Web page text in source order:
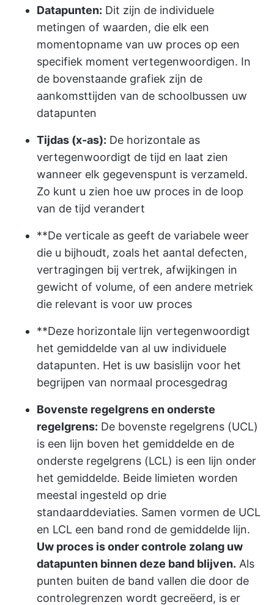
Datapunten: Dit zijn de individuele
metingen of waarden, die elk een
momentopname van uw proces op een
specifiek moment vertegenwoordigen. In
de bovenstaande grafiek zijn de
aankomsttijden van de schoolbussen uw
datapunten
Tijdas (x-as): De horizontale as
vertegenwoordigt de tijd en laat zien
wanneer elk gegevenspunt is verzameld.
Zo kunt u zien hoe uw proces in de loop
van de tijd verandert
**De verticale as geeft de variabele weer
die u bijhoudt, zoals het aantal defecten,
vertragingen bij vertrek, afwijkingen in
gewicht of volume, of een andere metriek
die relevant is voor uw proces
**Deze horizontale lijn vertegenwoordigt
het gemiddelde van al uw individuele
datapunten. Het is uw basislijn voor het
begrijpen van normaal procesgedrag
Bovenste regelgrens en onderste
regelgrens: De bovenste regelgrens (UCL)
is een lijn boven het gemiddelde en de
onderste regelgrens (LCL) is een lijn onder
het gemiddelde. Beide limieten worden
meestal ingesteld op drie
standaarddeviaties. Samen vormen de UCL
en LCL een band rond de gemiddelde lijn.
Uw proces is onder controle zolang uw
datapunten binnen deze band blijven. Als
punten buiten de band vallen die door de
controlegrenzen wordt gecreëerd, is er